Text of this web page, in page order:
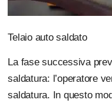
Telaio auto saldato
La fase successiva
saldatura: l’operatore
saldatura. In questo